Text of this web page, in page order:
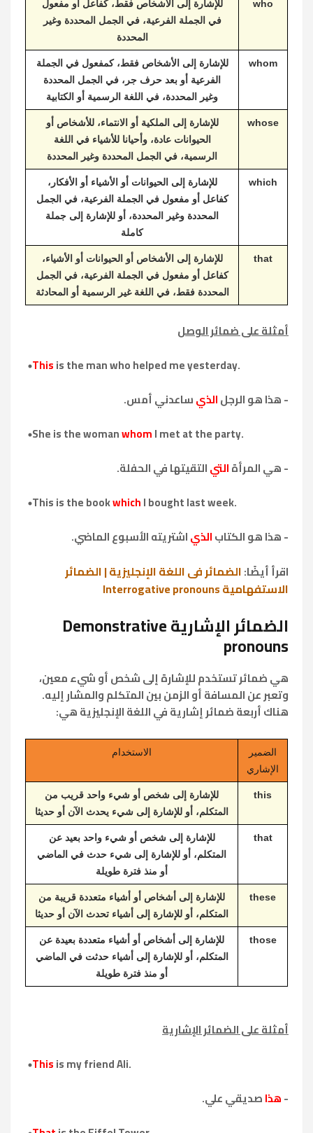
who
للإشارة إلى الأشخاص فقط، كفاعل أو مفعول
في الجملة الفرعية، في الجمل المحددة وغير
المحددة
whom
للإشارة إلى الأشخاص فقط، كمفعول في الجملة
الفرعية أو بعد حرف جر، في الجمل المحددة
وغير المحددة، في اللغة الرسمية أو الكتابية
whose
للإشارة إلى الملكية أو الانتماء، للأشخاص أو
الحيوانات عادة، وأحيانا للأشياء في اللغة
الرسمية، في الجمل المحددة وغير المحددة
which
للإشارة إلى الحيوانات أو الأشياء أو الأفكار،
كفاعل أو مفعول في الجملة الفرعية، في الجمل
المحددة وغير المحددة، أو للإشارة إلى جملة
كاملة
that
للإشارة إلى الأشخاص أو الحيوانات أو الأشياء،
كفاعل أو مفعول في الجملة الفرعية، في الجمل
المحددة فقط، في اللغة غير الرسمية أو المحادثة
أمثلة على ضمائر الوصل
Thisis the man who helped me yesterday.
- هذا هو الرجلالذيساعدني أمس.
She is the womanwhomI met at the party.
- هي المرأةالتيالتقيتها في الحفلة.
This is the bookwhichI bought last week.
- هذا هو الكتابالذياشتريته الأسبوع الماضي.
اقرأ أيضًا:الضمائر في اللغة الإنجليزية | الضمائر
الاستفهامية Interrogative pronouns
الضمائر الإشارية Demonstrative
pronouns
هي ضمائر تستخدم للإشارة إلى شخص أو شيء معين،
وتعبر عن المسافة أو الزمن بين المتكلم والمشار إليه.
هناك أربعة ضمائر إشارية في اللغة الإنجليزية هي:
الضمير
الإشاري
الاستخدام
this
للإشارة إلى شخص أو شيء واحد قريب من
المتكلم، أو للإشارة إلى شيء يحدث الآن أو حديثا
that
للإشارة إلى شخص أو شيء واحد بعيد عن
المتكلم، أو للإشارة إلى شيء حدث في الماضي
أو منذ فترة طويلة
these
للإشارة إلى أشخاص أو أشياء متعددة قريبة من
المتكلم، أو للإشارة إلى أشياء تحدث الآن أو حديثا
those
للإشارة إلى أشخاص أو أشياء متعددة بعيدة عن
المتكلم، أو للإشارة إلى أشياء حدثت في الماضي
أو منذ فترة طويلة
أمثلة على الضمائر الإشارية
Thisis my friend Ali.
-هذاصديقي علي.